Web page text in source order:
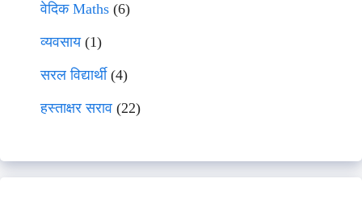
वेदिक Maths (6)
व्यवसाय(1)
सरल विद्यार्थी(4)
हस्ताक्षर सराव (22)